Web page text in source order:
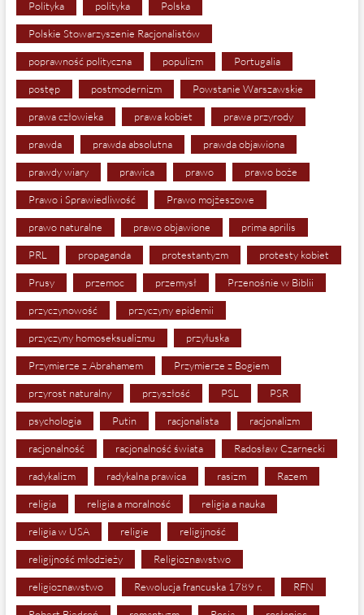
Polityka polityka Polska
Polskie Stowarzyszenie Racjonalistów
poprawność polityczna populizm Portugalia
postęp postmodernizm Powstanie Warszawskie
prawa człowieka prawa kobiet prawa przyrody
prawda prawda absolutna prawda objawiona
prawdy wiary prawica prawo prawo boże
Prawo i Sprawiedliwość Prawo mojżeszowe
prawo naturalne prawo objawione prima aprilis
PRL propaganda protestantyzm protesty kobiet
Prusy przemoc przemysł Przenośnie w Biblii
przyczynowość przyczyny epidemii
przyczyny homoseksualizmu przyłuska
Przymierze z Abrahamem Przymierze z Bogiem
przyrost naturalny przyszłość PSL PSR
psychologia Putin racjonalista racjonalizm
racjonalność racjonalność świata Radosław Czarnecki
radykalizm radykalna prawica rasizm Razem
religia religia a moralność religia a nauka
religia w USA religie religijność
religijność młodzieży Religioznawstwo
religioznawstwo Rewolucja francuska 1789 r. RFN